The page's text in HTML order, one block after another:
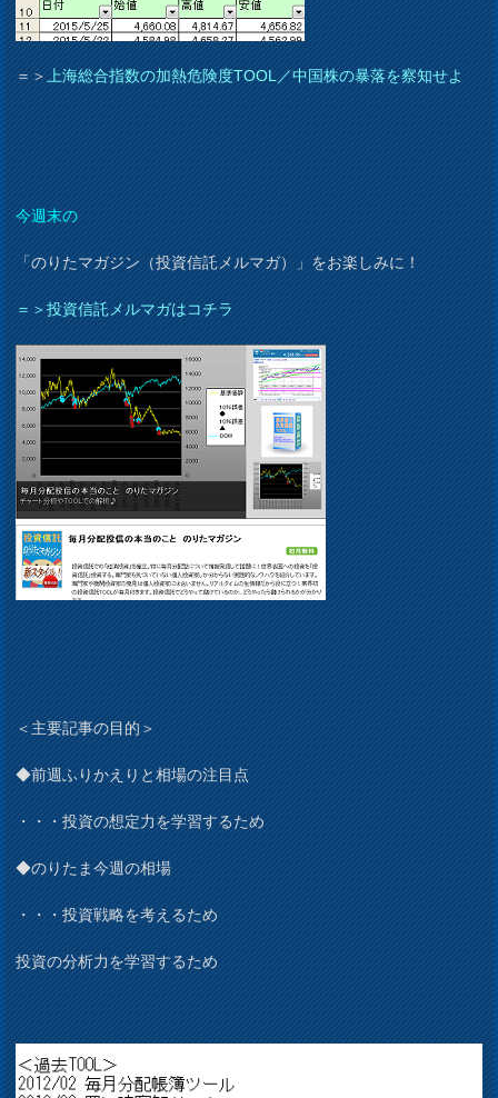
＝＞上海総合指数の加熱危険度TOOL／中国株の暴落を察知せよ
今週末の
「のりたマガジン（投資信託メルマガ）」をお楽しみに！
＝＞投資信託メルマガはコチラ
＜主要記事の目的＞
◆前週ふりかえりと相場の注目点
・・・投資の想定力を学習するため
◆のりたま今週の相場
・・・投資戦略を考えるため
投資の分析力を学習するため